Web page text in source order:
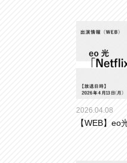
2026.04.08
【WEB】eo